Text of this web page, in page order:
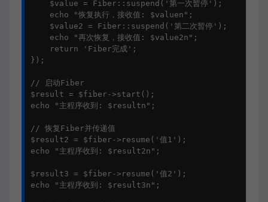
    $value = Fiber::suspend('第一次暂停');
    echo "恢复执行，接收值: $valuen";
    $value2 = Fiber::suspend('第二次暂停');
    echo "再次恢复，接收值: $value2n";
    return 'Fiber完成';
});
// 启动Fiber
$result = $fiber->start();
echo "主程序收到: $resultn";
// 恢复Fiber并传递值
$result2 = $fiber->resume('值1');
echo "主程序收到: $result2n";
$result3 = $fiber->resume('值2');
echo "主程序收到: $result3n";